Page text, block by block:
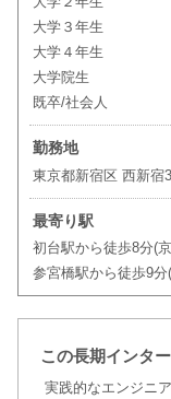
大学３年生
大学４年生
大学院生
既卒/社会人
勤務地
東京都新宿区 西新宿
最寄り駅
初台駅から徒歩8分(
参宮橋駅から徒歩9
この長期インタ
実践的なエンジニ